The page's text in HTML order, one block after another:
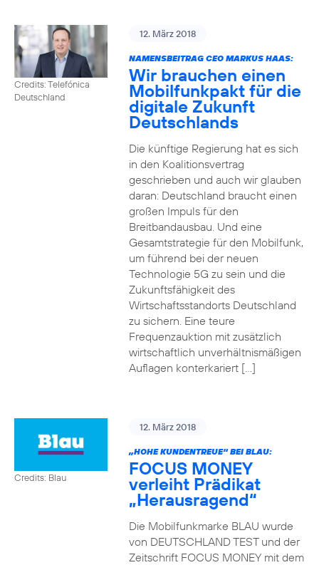
Credits: Telefónica
Deutschland
12. März 2018
NAMENSBEITRAG CEO MARKUS HAAS:
Wir brauchen einen
Mobilfunkpakt für die
digitale Zukunft
Deutschlands
Die künftige Regierung hat es sich
in den Koalitionsvertrag
geschrieben und auch wir glauben
daran: Deutschland braucht einen
großen Impuls für den
Breitbandausbau. Und eine
Gesamtstrategie für den Mobilfunk,
um führend bei der neuen
Technologie 5G zu sein und die
Zukunftsfähigkeit des
Wirtschaftsstandorts Deutschland
zu sichern. Eine teure
Frequenzauktion mit zusätzlich
wirtschaftlich unverhältnismäßigen
Auflagen konterkariert […]
Credits: Blau
12. März 2018
„HOHE KUNDENTREUE“ BEI BLAU:
FOCUS MONEY
verleiht Prädikat
„Herausragend“
Die Mobilfunkmarke BLAU wurde
von DEUTSCHLAND TEST und der
Zeitschrift FOCUS MONEY mit dem